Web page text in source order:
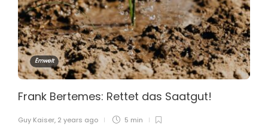
Ëmwelt
Frank Bertemes: Rettet das Saatgut!
Guy Kaiser, 2 years ago 5 min